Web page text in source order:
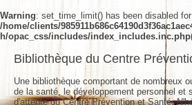
Warning: set_time_limit() has been disabled
/home/clients/
h/opac_css/includes/
Bibliothèque du Centre
Une bibliothèque comportant de nombreux
de la santé, le développement personnel
d'attente du Centre Prévention et Santé.